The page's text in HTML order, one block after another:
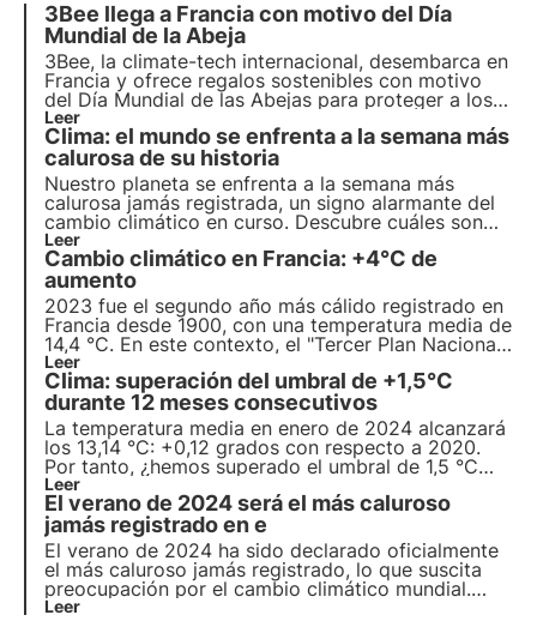
3Bee llega a Francia con motivo del Día
Mundial de la Abeja
3Bee, la climate-tech internacional, desembarca en
Francia y ofrece regalos sostenibles con motivo
del Día Mundial de las Abejas para proteger a los
polinizadores y hacer un bien a los ecosistemas a
través de la tecnología.
Leer
Clima: el mundo se enfrenta a la semana más
calurosa de su historia
Nuestro planeta se enfrenta a la semana más
calurosa jamás registrada, un signo alarmante del
cambio climático en curso. Descubre cuáles son
las consecuencias para la biodiversidad y qué
medidas debemos tomar para preservarla frente al
cambio climático.
Leer
Cambio climático en Francia: +4°C de
aumento
2023 fue el segundo año más cálido registrado en
Francia desde 1900, con una temperatura media de
14,4 °C. En este contexto, el "Tercer Plan Nacional
de Adaptación al Cambio Climático" se activará en
el verano de 2024. Más información sobre las
medidas del plan en este artículo.
Leer
Clima: superación del umbral de +1,5°C
durante 12 meses consecutivos
La temperatura media en enero de 2024 alcanzará
los 13,14 °C: +0,12 grados con respecto a 2020.
Por tanto, ¿hemos superado el umbral de 1,5 °C
fijado por el Acuerdo de París? Lee más en este
artículo sobre los últimos estudios y descubre
cómo afecta el cambio climático a la
biodiversidad.
Leer
El verano de 2024 será el más caluroso
jamás registrado en e
El verano de 2024 ha sido declarado oficialmente
el más caluroso jamás registrado, lo que suscita
preocupación por el cambio climático mundial.
Este es el formato 3Bee para noticias sostenibles
Leer